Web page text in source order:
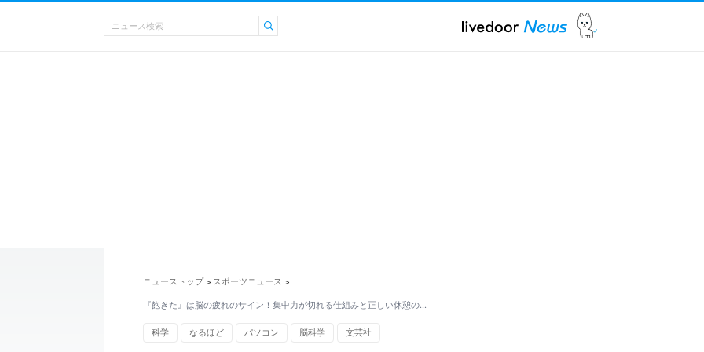
ニューストップ > スポーツニュース >
『飽きた』は脳の疲れのサイン！集中力が切れる仕組みと正しい休憩の…
科学 なるほど パソコン 脳科学 文芸社